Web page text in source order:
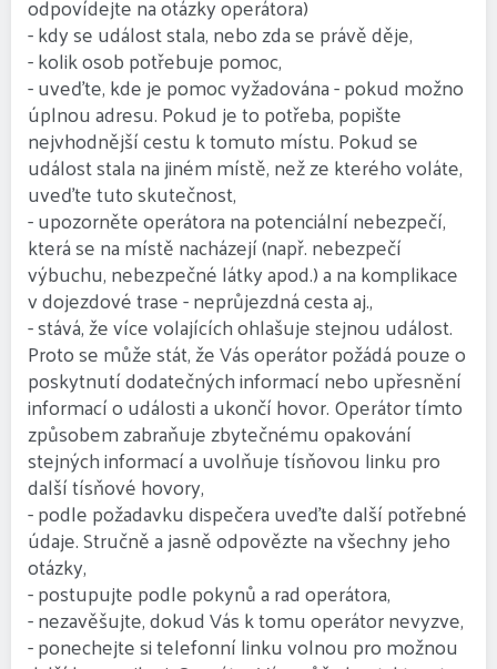
odpovídejte na otázky operátora)
- kdy se událost stala, nebo zda se právě děje,
- kolik osob potřebuje pomoc,
- uveďte, kde je pomoc vyžadována - pokud možno
úplnou adresu. Pokud je to potřeba, popište
nejvhodnější cestu k tomuto místu. Pokud se
událost stala na jiném místě, než ze kterého voláte,
uveďte tuto skutečnost,
- upozorněte operátora na potenciální nebezpečí,
která se na místě nacházejí (např. nebezpečí
výbuchu, nebezpečné látky apod.) a na komplikace
v dojezdové trase - neprůjezdná cesta aj.,
- stává, že více volajících ohlašuje stejnou událost.
Proto se může stát, že Vás operátor požádá pouze o
poskytnutí dodatečných informací nebo upřesnění
informací o události a ukončí hovor. Operátor tímto
způsobem zabraňuje zbytečnému opakování
stejných informací a uvolňuje tísňovou linku pro
další tísňové hovory,
- podle požadavku dispečera uveďte další potřebné
údaje. Stručně a jasně odpovězte na všechny jeho
otázky,
- postupujte podle pokynů a rad operátora,
- nezavěšujte, dokud Vás k tomu operátor nevyzve,
- ponechejte si telefonní linku volnou pro možnou